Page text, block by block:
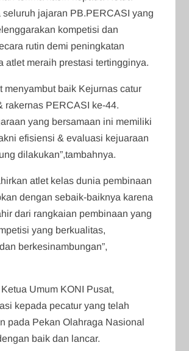
seluruh jajaran PB.PERCASI yang
kompetisi dan
rutin demi peningkatan
atlet meraih prestasi tertingginya.
menyambut baik Kejurnas catur
rakernas PERCASI ke-44.
yang bersamaan ini memiliki
efisiensi & evaluasi kejuaraan
dilakukan”,tambahnya.
atlet kelas dunia pembinaan
dengan sebaik-baiknya karena
dari rangkaian pembinaan yang
yang berkualitas,
berkesinambungan”,
Umum KONI Pusat,
kepada pecatur yang telah
pada Pekan Olahraga Nasional
baik dan lancar.